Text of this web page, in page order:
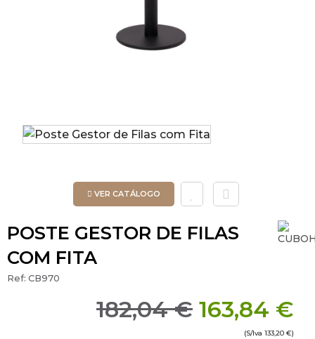
VER CATÁLOGO
POSTE GESTOR DE FILAS
COM FITA
Ref: CB970
182,04 € 163,84 €
(S/Iva 133,20 €)